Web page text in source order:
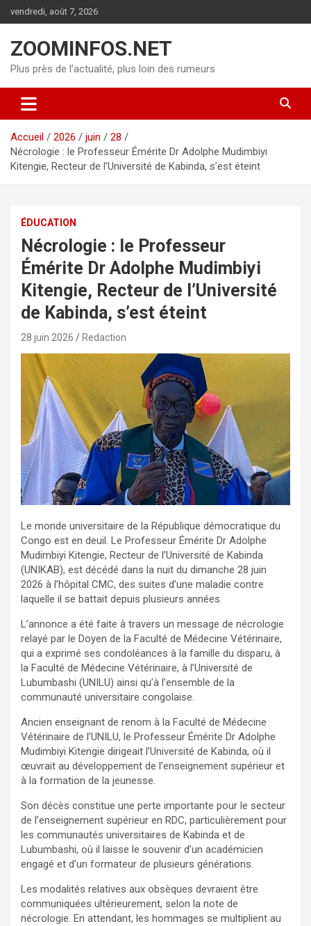
au
vendredi, août 7, 2026
ZOOMINFOS.NET
Plus près de l’actualité, plus loin des rumeurs
Accueil 2026 juin
28
Nécrologie : le Professeur Émérite Dr Adolphe Mudimbiyi
Kitengie, Recteur de l’Université de Kabinda, s’est éteint
ÉDUCATION
Nécrologie : le Professeur
Émérite Dr Adolphe Mudimbiyi
Kitengie, Recteur de l’Université
de Kabinda, s’est éteint
28 juin 2026 Redaction
Le monde universitaire de la République démocratique du
Congo est en deuil. Le Professeur Émérite Dr Adolphe
Mudimbiyi Kitengie, Recteur de l’Université de Kabinda
(UNIKAB), est décédé dans la nuit du dimanche 28 juin
2026 à l’hôpital CMC, des suites d’une maladie contre
laquelle il se battait depuis plusieurs années.
L’annonce a été faite à travers un message de nécrologie
relayé par le Doyen de la Faculté de Médecine Vétérinaire,
qui a exprimé ses condoléances à la famille du disparu, à
la Faculté de Médecine Vétérinaire, à l’Université de
Lubumbashi (UNILU) ainsi qu’à l’ensemble de la
communauté universitaire congolaise.
Ancien enseignant de renom à la Faculté de Médecine
Vétérinaire de l’UNILU, le Professeur Émérite Dr Adolphe
Mudimbiyi Kitengie dirigeait l’Université de Kabinda, où il
œuvrait au développement de l’enseignement supérieur et
à la formation de la jeunesse.
Son décès constitue une perte importante pour le secteur
de l’enseignement supérieur en RDC, particulièrement pour
les communautés universitaires de Kabinda et de
Lubumbashi, où il laisse le souvenir d’un académicien
engagé et d’un formateur de plusieurs générations.
Les modalités relatives aux obsèques devraient être
communiquées ultérieurement, selon la note de
nécrologie. En attendant, les hommages se multiplient au